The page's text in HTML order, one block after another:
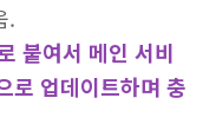
.
붙여서 메인 서비
로 업데이트하며 충